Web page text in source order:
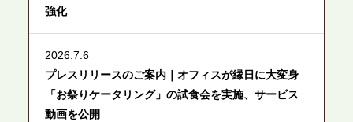
強化
2026.7.6
プレスリリースのご案内｜オフィスが縁日に大変身
「お祭りケータリング」の試食会を実施、サービス
動画を公開